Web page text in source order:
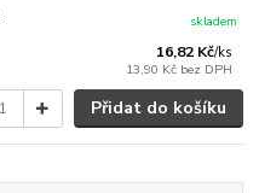
16,82 Kč/ks
13,90 Kč bez DPH
skladem
Přidat do košíku